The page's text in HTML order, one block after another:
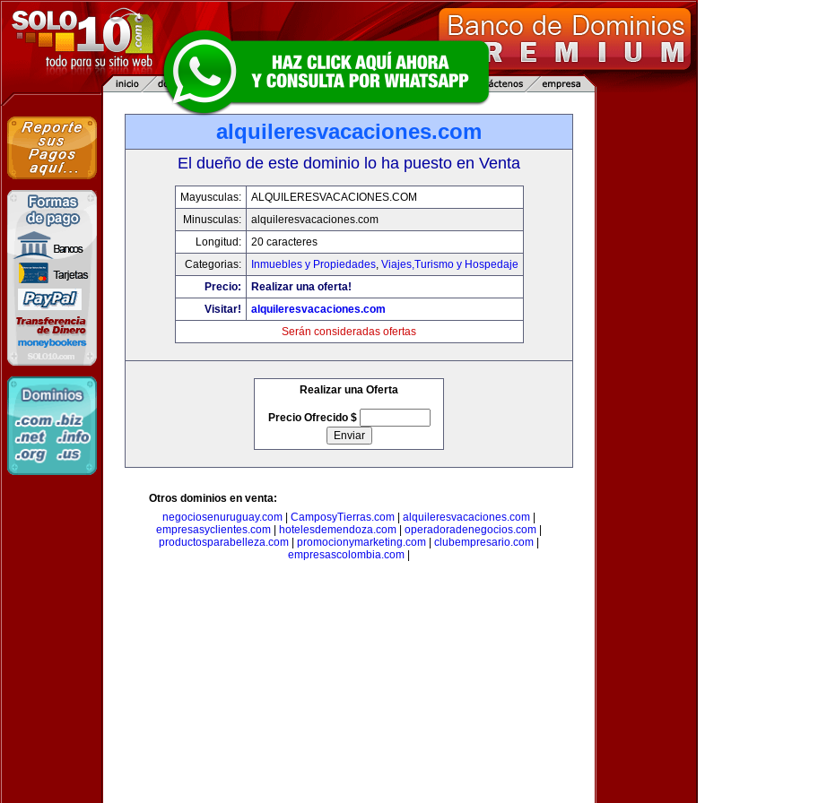
alquileresvacaciones.com
El dueño de este dominio lo ha puesto en Venta
Mayusculas:
ALQUILERESVACACIONES.COM
Minusculas:
alquileresvacaciones.com
Longitud:
20 caracteres
Categorias:
Inmuebles y Propiedades, Viajes,Turismo y Hospedaje
Precio:
Realizar una oferta!
Visitar!
alquileresvacaciones.com
Serán consideradas ofertas
Realizar una Oferta
Precio Ofrecido $
Otros dominios en venta:
negociosenuruguay.com
CamposyTierras.com alquileresvacaciones.com
empresasyclientes.com
hotelesdemendoza.com operadoradenegocios.com
productosparabelleza.com
promocionymarketing.com clubempresario.com
empresascolombia.com